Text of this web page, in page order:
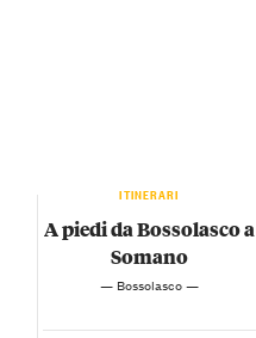
ITINERARI
A piedi da Bossolasco a
Somano
— Bossolasco —